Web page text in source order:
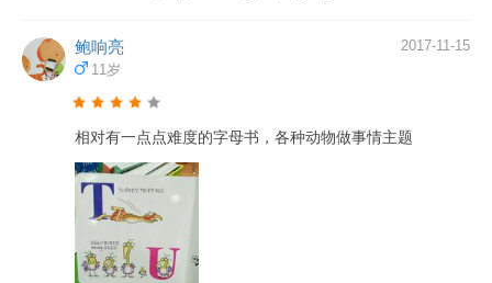
鲍响亮
11岁
2017-11-15
相对有一点点难度的字母书，各种动物做事情主题